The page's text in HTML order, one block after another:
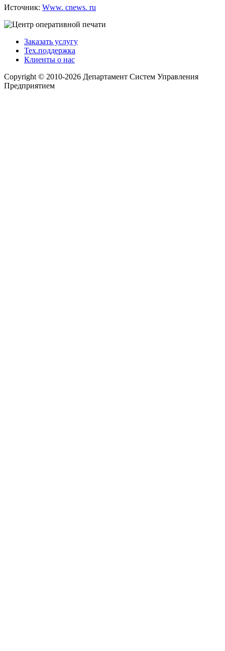
Источник: Www. cnews. ru
Заказать услугу
Тех.поддержка
Клиенты о нас
Copyright © 2010-2026 Департамент Систем Управления
Предприятием